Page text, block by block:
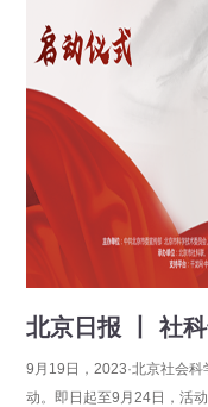
北京日报 丨 社
9月19日，2023·北京社会
动。即日起至9月24日，活